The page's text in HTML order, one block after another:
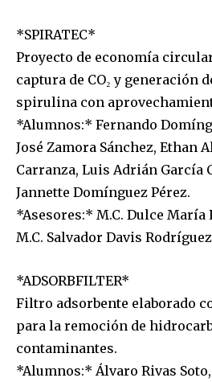
*SPIRATEC*
Proyecto de economía
captura de CO₂ y generación
spirulina con
*Alumnos:* Fernando
José Zamora Sánchez, Ethan
Carranza, Luis Adrián García
Jannette Domínguez Pérez.
*Asesores:* M.C. Dulce María
M.C. Salvador Davis
*ADSORBFILTER*
Filtro adsorbente elaborado
para la remoción de
contaminantes.
*Alumnos:* Álvaro Rivas